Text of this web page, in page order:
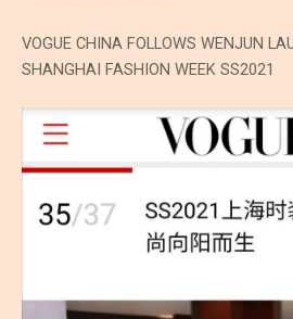
VOGUE CHINA FOLLOWS WENJUN
SHANGHAI FASHION WEEK SS2021